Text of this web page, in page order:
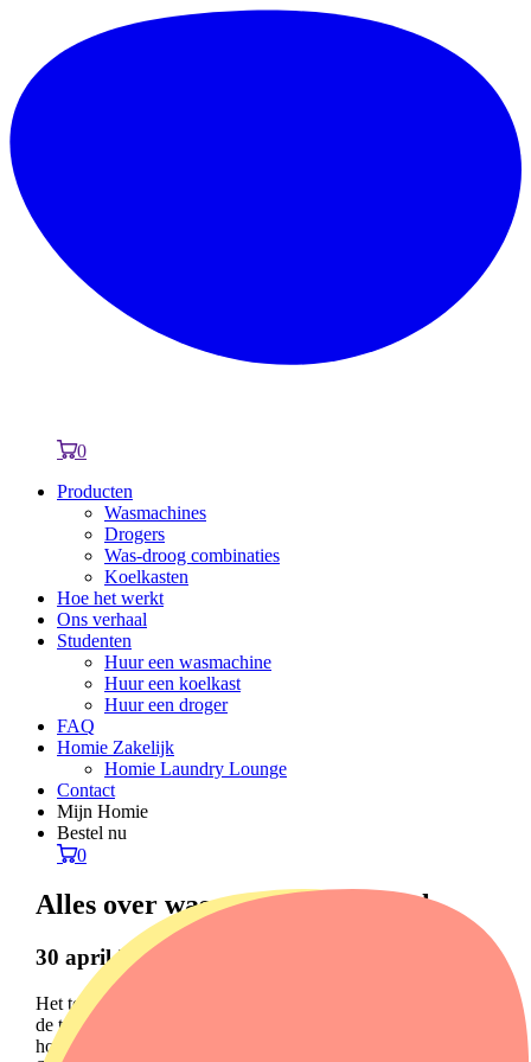
0
Producten
Wasmachines
Drogers
Was-droog combinaties
Koelkasten
Hoe het werkt
Ons verhaal
Studenten
Huur een wasmachine
Huur een koelkast
Huur een droger
FAQ
Homie Zakelijk
Homie Laundry Lounge
Contact
Mijn Homie
Bestel nu
0
Alles over wasmachine toerental
30 april 2025
Het toerental van een wasmachine vertelt je hoeveel rondjes
de trommel per minuut draait tijdens het centrifugeren. Hoe
hoger het toerental, hoe droger je was uit de machine komt.